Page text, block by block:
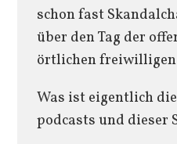
schon fast
über den Tag der
örtlichen freiwilligen
Was ist eigentlich
podcasts und dieser